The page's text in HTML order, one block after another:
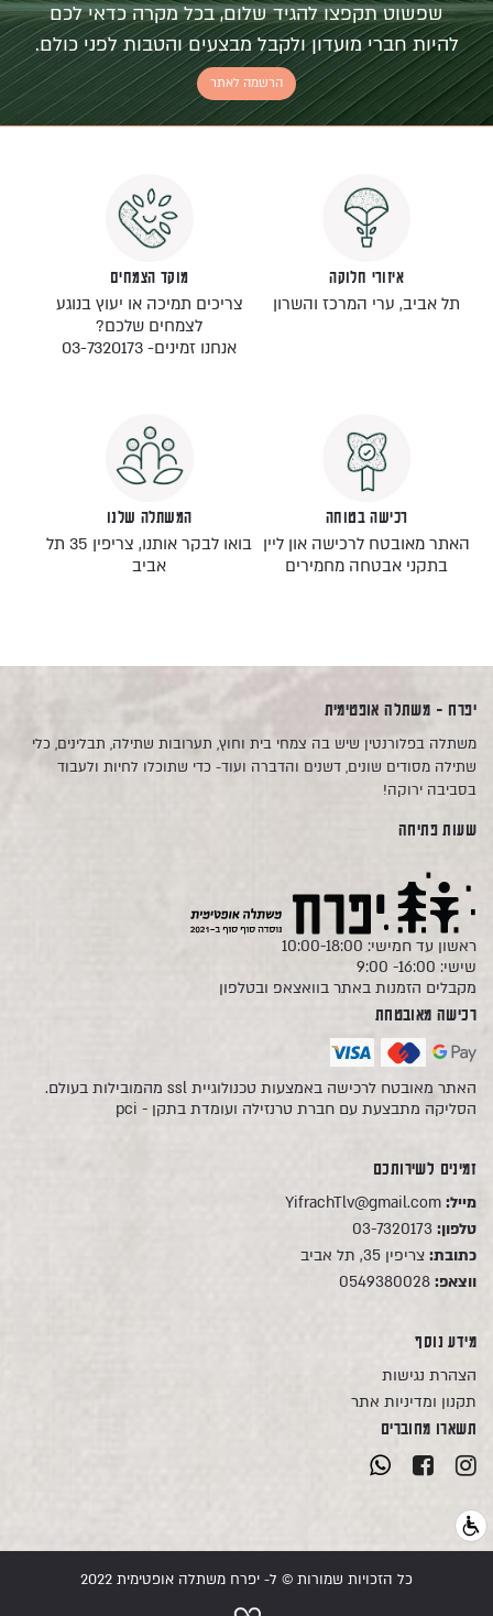
שפשוט תקפצו להגיד שלום, בכל מקרה כדאי לכם
להיות חברי מועדון ולקבל מבצעים והטבות לפני כולם.
הרשמה לאתר
איזורי חלוקה
תל אביב, ערי המרכז והשרון
מוקד הצמחים
צריכים תמיכה או יעוץ בנוגע
לצמחים שלכם?
אנחנו זמינים- 03-7320173
רכישה בטוחה
האתר מאובטח לרכישה און ליין
בתקני אבטחה מחמירים
המשתלה שלנו
בואו לבקר אותנו, צריפין 35 תל
אביב
יפרח - משתלה אופטימית
משתלה בפלורנטין שיש בה צמחי בית וחוץ, תערובות שתילה, תבלינים, כלי
שתילה מסודים שונים, דשנים והדברה ועוד- כדי שתוכלו לחיות ולעבוד
בסביבה ירוקה!
שעות פתיחה
ראשון עד חמישי: 10:00-18:00
שישי: 16:00- 9:00
מקבלים הזמנות באתר בוואצאפ ובטלפון
רכישה מאובטחת
האתר מאובטח לרכישה באמצעות טכנולוגיית ssl מהמובילות בעולם.
הסליקה מתבצעת עם חברת טרנזילה ועומדת בתקן - pci
זמינים לשירותכם
מייל: YifrachTlv@gmail.com
טלפון: 03-7320173
כתובת: צריפין 35, תל אביב
ווצאפ: 0549380028
מידע נוסף
הצהרת נגישות
תקנון ומדיניות אתר
תשארו מחוברים
כל הזכויות שמורות © ל- יפרח משתלה אופטימית 2022